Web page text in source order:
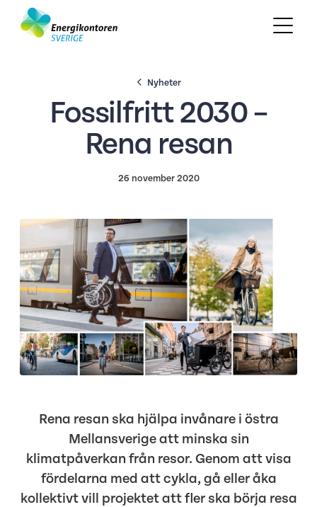
Nyheter
Fossilfritt 2030 –
Rena resan
26 november 2020
Rena resan ska hjälpa invånare i östra
Mellansverige att minska sin
klimatpåverkan från resor. Genom att visa
fördelarna med att cykla, gå eller åka
kollektivt vill projektet att fler ska börja resa